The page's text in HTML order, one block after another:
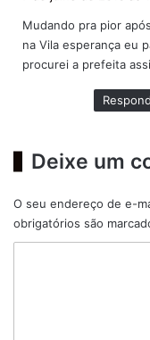
s
e
:
Mudando pra pior
na Vila esperança eu
procurei a prefeita
Deixe um
O seu endereço de e-
obrigatórios são